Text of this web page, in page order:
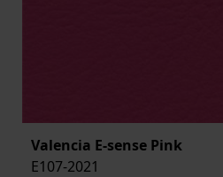
Valencia E-sense Pink
E107-2021